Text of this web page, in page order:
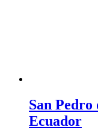
San
Ecuador